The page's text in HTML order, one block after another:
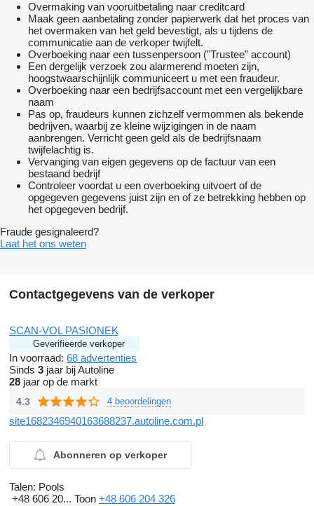
Overmaking van vooruitbetaling naar creditcard
Maak geen aanbetaling zonder papierwerk dat het proces van
het overmaken van het geld bevestigt, als u tijdens de
communicatie aan de verkoper twijfelt.
Overboeking naar een tussenpersoon ("Trustee" account)
Een dergelijk verzoek zou alarmerend moeten zijn,
hoogstwaarschijnlijk communiceert u met een fraudeur.
Overboeking naar een bedrijfsaccount met een vergelijkbare
naam
Pas op, fraudeurs kunnen zichzelf vermommen als bekende
bedrijven, waarbij ze kleine wijzigingen in de naam
aanbrengen. Verricht geen geld als de bedrijfsnaam
twijfelachtig is.
Vervanging van eigen gegevens op de factuur van een
bestaand bedrijf
Controleer voordat u een overboeking uitvoert of de
opgegeven gegevens juist zijn en of ze betrekking hebben op
het opgegeven bedrijf.
Fraude gesignaleerd?
Laat het ons weten
Contactgegevens van de verkoper
SCAN-VOL PASIONEK
Geverifieerde verkoper
In voorraad: 68 advertenties
Sinds 3 jaar bij Autoline
28 jaar op de markt
4.3 4 beoordelingen
site1682346940163688237.autoline.com.pl
Abonneren op verkoper
Talen: Pools
+48 606 20... Toon +48 606 204 326